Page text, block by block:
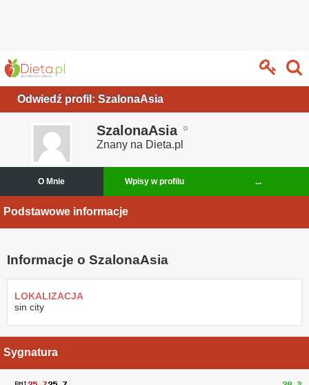
Odwiedź profil: SzalonaAsia
SzalonaAsia
Znany na Dieta.pl
O Mnie Wpisy w profilu ...
Podstawowe informacje
Informacje o SzalonaAsia
LOKALIZACJA
sin city
Sygnatura